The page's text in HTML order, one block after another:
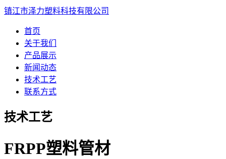
镇江市泽力塑料科技有限公司
首页
关于我们
产品展示
新闻动态
技术工艺
联系方式
技术工艺
FRPP塑料管材